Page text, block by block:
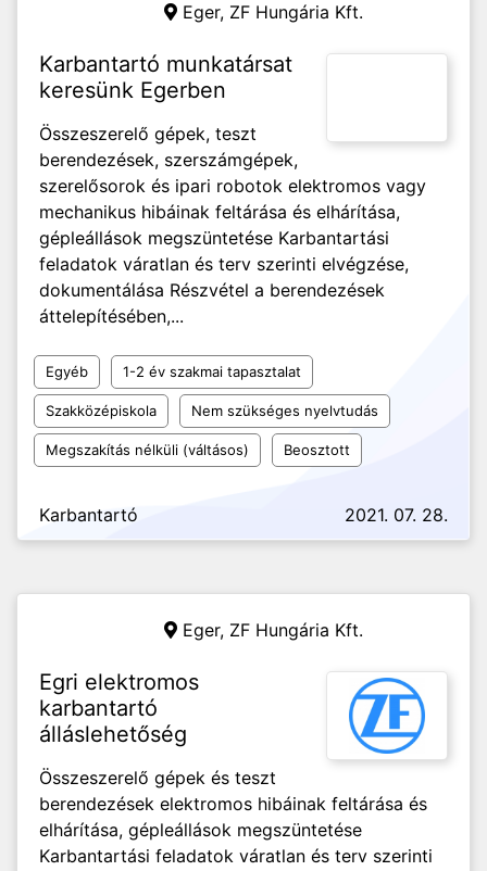
Eger, ZF Hungária Kft.
Karbantartó munkatársat
keresünk Egerben
Összeszerelő gépek, teszt
berendezések, szerszámgépek,
szerelősorok és ipari robotok elektromos vagy
mechanikus hibáinak feltárása és elhárítása,
gépleállások megszüntetése Karbantartási
feladatok váratlan és terv szerinti elvégzése,
dokumentálása Részvétel a berendezések
áttelepítésében,...
Egyéb 1-2 év szakmai tapasztalat
Szakközépiskola Nem szükséges nyelvtudás
Megszakítás nélküli (váltásos) Beosztott
Karbantartó 2021. 07. 28.
Eger, ZF Hungária Kft.
Egri elektromos
karbantartó
álláslehetőség
Összeszerelő gépek és teszt
berendezések elektromos hibáinak feltárása és
elhárítása, gépleállások megszüntetése
Karbantartási feladatok váratlan és terv szerinti